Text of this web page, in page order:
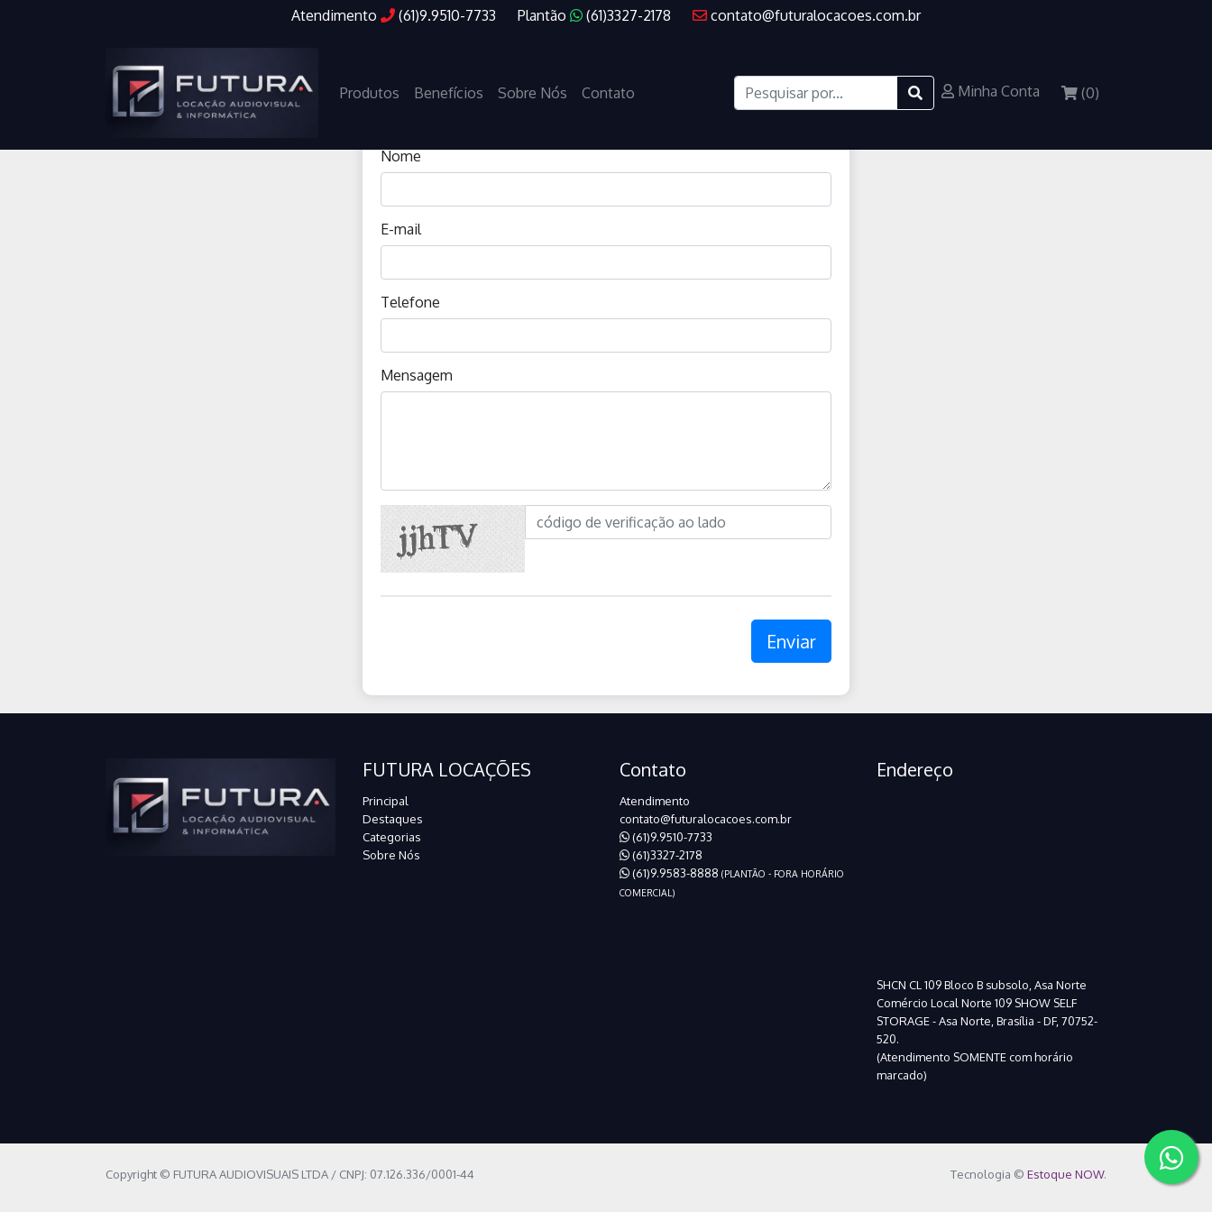
Atendimento (61)9.9510-7733 Plantão (61)3327-2178 contato@futuralocacoes.com.br
Produtos Benefícios Sobre Nós Contato Minha Conta (0)
Nome
E-mail
Telefone
Mensagem
Enviar
FUTURA LOCAÇÕES
Principal
Destaques
Categorias
Sobre Nós
Contato
Atendimento
contato@futuralocacoes.com.br
(61)9.9510-7733
(61)3327-2178
(61)9.9583-8888 (PLANTÃO - FORA HORÁRIO
COMERCIAL)
Endereço
SHCN CL 109 Bloco B subsolo, Asa Norte
Comércio Local Norte 109 SHOW SELF
STORAGE - Asa Norte, Brasília - DF, 70752-
520.
(Atendimento SOMENTE com horário
marcado)
Copyright © FUTURA AUDIOVISUAIS LTDA / CNPJ: 07.126.336/0001-44 Tecnologia © Estoque NOW.